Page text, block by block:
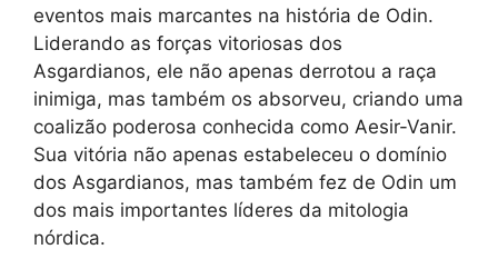
eventos mais marcantes na história de Odin.
Liderando as forças vitoriosas dos
Asgardianos, ele não apenas derrotou a raça
inimiga, mas também os absorveu, criando uma
coalizão poderosa conhecida como Aesir-Vanir.
Sua vitória não apenas estabeleceu o domínio
dos Asgardianos, mas também fez de Odin um
dos mais importantes líderes da mitologia
nórdica.